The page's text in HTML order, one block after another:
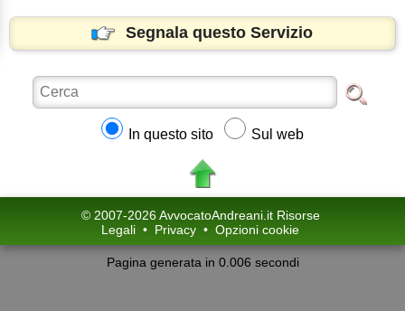
Segnala questo Servizio
In questo sito Sul web
© 2007-2026 AvvocatoAndreani.it Risorse
Legali • Privacy • Opzioni cookie
Pagina generata in 0.006 secondi